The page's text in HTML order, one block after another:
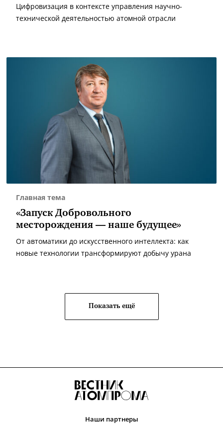
Цифровизация в контексте управления научно-
технической деятельностью атомной отрасли
Главная тема
«Запуск Добровольного
месторождения — наше будущее»
От автоматики до искусственного интеллекта: как
новые технологии трансформируют добычу урана
Показать ещё
Наши партнеры